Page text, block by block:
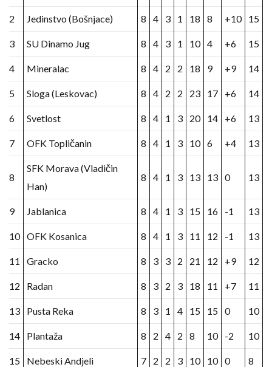
2 Jedinstvo (Bošnjace) 8 4 3 1 18 8 +10 15
3 SU Dinamo Jug 8 4 3 1 10 4 +6 15
4 Mineralac 8 4 2 2 18 9 +9 14
5 Sloga (Leskovac) 8 4 2 2 23 17 +6 14
6 Svetlost 8 4 1 3 20 14 +6 13
7 OFK Topličanin 8 4 1 3 10 6 +4 13
8
SFK Morava (Vladičin
Han)
8 4 1 3 13 13 0 13
9 Jablanica 8 4 1 3 15 16 -1 13
10 OFK Kosanica 8 4 1 3 11 12 -1 13
11 Gracko 8 3 3 2 21 12 +9 12
12 Radan 8 3 2 3 18 11 +7 11
13 Pusta Reka 8 3 1 4 15 15 0 10
14 Plantaža 8 2 4 2 8 10 -2 10
15 Nebeski Andjeli 7 2 2 3 10 10 0 8